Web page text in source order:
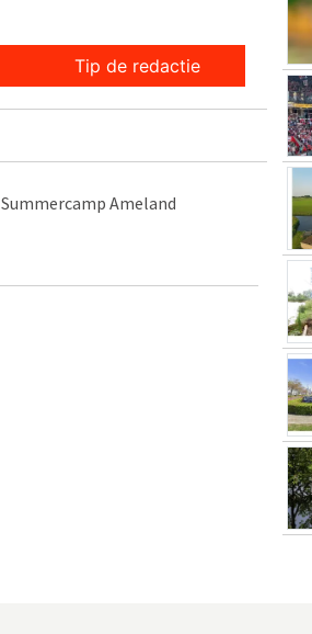
Tip de redactie
Summercamp Ameland